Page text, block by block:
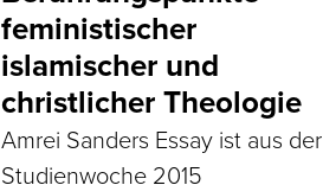
feministischer
islamischer und
christlicher Theologie
Amrei Sanders Essay ist aus der
Studienwoche 2015